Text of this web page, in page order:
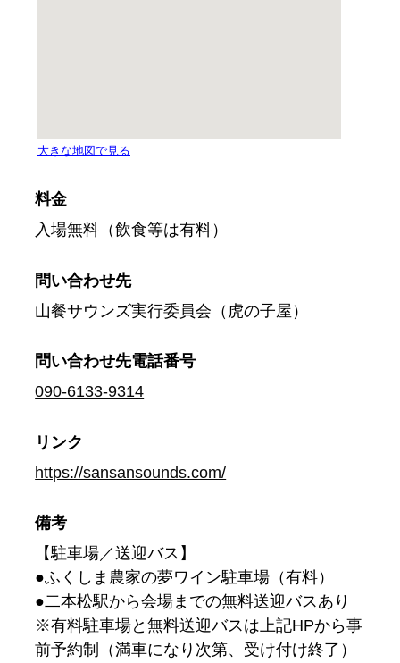
料金
入場無料（飲食等は有料）
問い合わせ先
山餐サウンズ実行委員会（虎の子屋）
問い合わせ先電話番号
090-6133-9314
リンク
https://sansansounds.com/
備考
【駐車場／送迎バス】
●ふくしま農家の夢ワイン駐車場（有料）
●二本松駅から会場までの無料送迎バスあり
※有料駐車場と無料送迎バスは上記HPから事
前予約制（満車になり次第、受け付け終了）